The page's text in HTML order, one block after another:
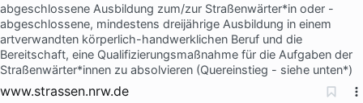
abgeschlossene Ausbildung zum/zur Straßenwärter*in oder -
abgeschlossene, mindestens dreijährige Ausbildung in einem
artverwandten körperlich-handwerklichen Beruf und die
Bereitschaft, eine Qualifizierungsmaßnahme für die Aufgaben der
Straßenwärter*innen zu absolvieren (Quereinstieg - siehe unten*)
www.strassen.nrw.de